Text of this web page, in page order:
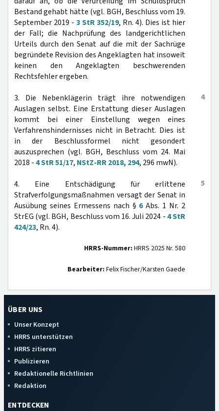
Bestand gehabt hätte (vgl. BGH, Beschluss vom 19.
September 2019 - 3 StR 352/19, Rn. 4). Dies ist hier
der Fall; die Nachprüfung des landgerichtlichen
Urteils durch den Senat auf die mit der Sachrüge
begründete Revision des Angeklagten hat insoweit
keinen den Angeklagten beschwerenden
Rechtsfehler ergeben.
4
3. Die Nebenklägerin trägt ihre notwendigen
Auslagen selbst. Eine Erstattung dieser Auslagen
kommt bei einer Einstellung wegen eines
Verfahrenshindernisses nicht in Betracht. Dies ist
in der Beschlussformel nicht gesondert
auszusprechen (vgl. BGH, Beschluss vom 24. Mai
2018 -4 StR 51/17, NStZ-RR 2018, 294, 296 mwN).
5
4. Eine Entschädigung für erlittene
Strafverfolgungsmaßnahmen versagt der Senat in
Ausübung seines Ermessens nach § 6Abs. 1 Nr. 2
StrEG (vgl. BGH, Beschluss vom 16. Juli 2024 -4 StR
424/23, Rn. 4).
HRRS-Nummer: HRRS 2025 Nr. 580
Bearbeiter: Felix Fischer/Karsten Gaede
ÜBER UNS
Unser Konzept
HRRS unterstützen
HRRS zitieren
Publizieren
Redaktionelle Richtlinien
Redaktion
ENTDECKEN